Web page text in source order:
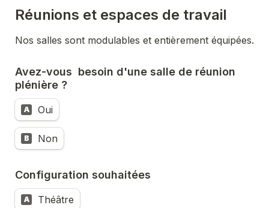
Réunions et espaces de travail
Nos salles sont modulables et entièrement équipées.
Avez-vous  besoin d'une salle de réunion
plénière ?
A Oui
B Non
Configuration souhaitées
A Théâtre